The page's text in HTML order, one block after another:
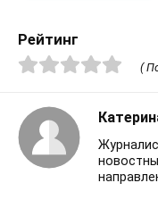
Рейтинг
(